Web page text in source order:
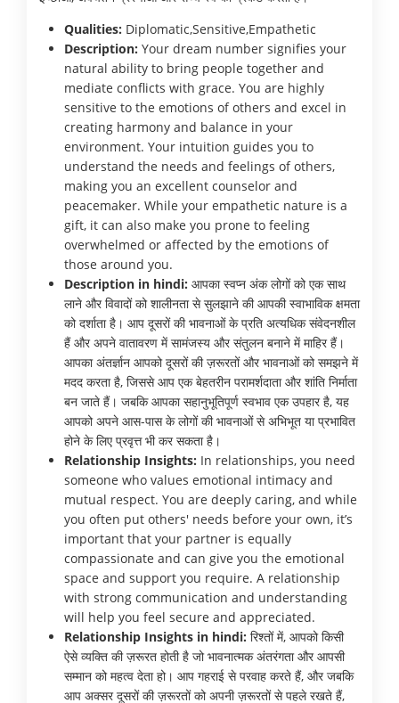
Qualities: Diplomatic,Sensitive,Empathetic
Description: Your dream number signifies your
natural ability to bring people together and
mediate conflicts with grace. You are highly
sensitive to the emotions of others and excel in
creating harmony and balance in your
environment. Your intuition guides you to
understand the needs and feelings of others,
making you an excellent counselor and
peacemaker. While your empathetic nature is a
gift, it can also make you prone to feeling
overwhelmed or affected by the emotions of
those around you.
Description in hindi: आपका स्वप्न अंक लोगों को एक साथ
लाने और विवादों को शालीनता से सुलझाने की आपकी स्वाभाविक क्षमता
को दर्शाता है। आप दूसरों की भावनाओं के प्रति अत्यधिक संवेदनशील
हैं और अपने वातावरण में सामंजस्य और संतुलन बनाने में माहिर हैं।
आपका अंतर्ज्ञान आपको दूसरों की ज़रूरतों और भावनाओं को समझने में
मदद करता है, जिससे आप एक बेहतरीन परामर्शदाता और शांति निर्माता
बन जाते हैं। जबकि आपका सहानुभूतिपूर्ण स्वभाव एक उपहार है, यह
आपको अपने आस-पास के लोगों की भावनाओं से अभिभूत या प्रभावित
होने के लिए प्रवृत्त भी कर सकता है।
Relationship Insights: In relationships, you need
someone who values emotional intimacy and
mutual respect. You are deeply caring, and while
you often put others' needs before your own, it’s
important that your partner is equally
compassionate and can give you the emotional
space and support you require. A relationship
with strong communication and understanding
will help you feel secure and appreciated.
Relationship Insights in hindi: रिश्तों में, आपको किसी
ऐसे व्यक्ति की ज़रूरत होती है जो भावनात्मक अंतरंगता और आपसी
सम्मान को महत्व देता हो। आप गहराई से परवाह करते हैं, और जबकि
आप अक्सर दूसरों की ज़रूरतों को अपनी ज़रूरतों से पहले रखते हैं,